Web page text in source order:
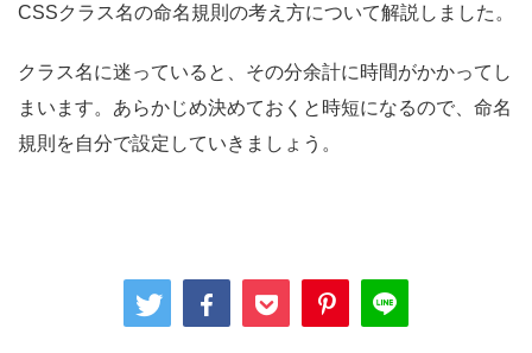
CSSクラス名の命名規則の考え方について解説しました。
クラス名に迷っていると、その分余計に時間がかかってし
まいます。あらかじめ決めておくと時短になるので、命名
規則を自分で設定していきましょう。